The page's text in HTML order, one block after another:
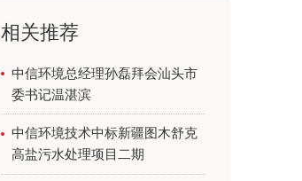
相关推荐
中信环境总经理孙磊拜会汕头市
委书记温湛滨
中信环境技术中标新疆图木舒克
高盐污水处理项目二期